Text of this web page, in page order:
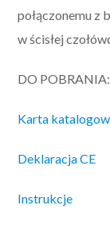
połączonemu z
w ścisłej
DO POBRANIA:
Karta
Deklaracja CE
Instrukcje